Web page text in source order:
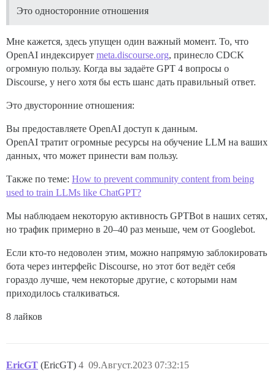
Это односторонние отношения
Мне кажется, здесь упущен один важный момент. То, что
OpenAI индексирует meta.discourse.org, принесло CDCK
огромную пользу. Когда вы задаёте GPT 4 вопросы о
Discourse, у него хотя бы есть шанс дать правильный ответ.
Это двусторонние отношения:
Вы предоставляете OpenAI доступ к данным.
OpenAI тратит огромные ресурсы на обучение LLM на ваших
данных, что может принести вам пользу.
Также по теме: How to prevent community content from being
used to train LLMs like ChatGPT?
Мы наблюдаем некоторую активность GPTBot в наших сетях,
но трафик примерно в 20–40 раз меньше, чем от Googlebot.
Если кто-то недоволен этим, можно напрямую заблокировать
бота через интерфейс Discourse, но этот бот ведёт себя
гораздо лучше, чем некоторые другие, с которыми нам
приходилось сталкиваться.
8 лайков
EricGT (EricGT) 09.Август.2023 07:32:15
4